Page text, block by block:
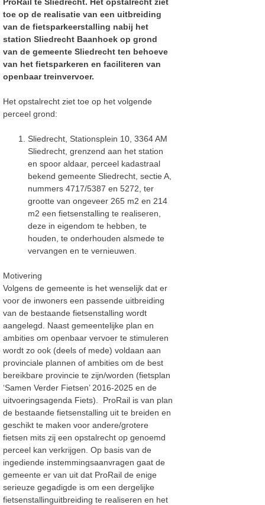
toe op de realisatie van een uitbreiding
van de fietsparkeerstalling nabij het
station Sliedrecht Baanhoek op grond
van de gemeente Sliedrecht ten behoeve
van het fietsparkeren en faciliteren van
openbaar treinvervoer.
Het opstalrecht ziet toe op het volgende
perceel grond:
Sliedrecht, Stationsplein 10, 3364 AM
Sliedrecht, grenzend aan het station
en spoor aldaar, perceel kadastraal
bekend gemeente Sliedrecht, sectie A,
nummers 4717/5387 en 5272, ter
grootte van ongeveer 265 m2 en 214
m2 een fietsenstalling te realiseren,
deze in eigendom te hebben, te
houden, te onderhouden alsmede te
vervangen en te vernieuwen.
Motivering
Volgens de gemeente is het wenselijk dat er
voor de inwoners een passende uitbreiding
van de bestaande fietsenstalling wordt
aangelegd. Naast gemeentelijke plan en
ambities om openbaar vervoer te stimuleren
wordt zo ook (deels of mede) voldaan aan
provinciale plannen of ambities om de best
bereikbare provincie te zijn/worden (fietsplan
‘Samen Verder Fietsen’ 2016-2025 en de
uitvoeringsagenda Fiets). ProRail is van plan
de bestaande fietsenstalling uit te breiden en
geschikt te maken voor andere/grotere
fietsen mits zij een opstalrecht op genoemd
perceel kan verkrijgen. Op basis van de
ingediende instemmingsaanvragen gaat de
gemeente er van uit dat ProRail de enige
serieuze gegadigde is om een dergelijke
fietsenstallinguitbreiding te realiseren en het